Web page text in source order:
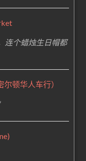
连个蜡烛生日帽都
顿华人车行）